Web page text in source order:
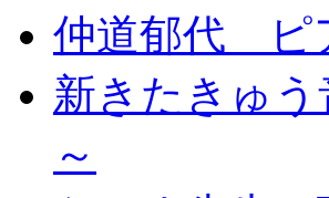
仲道郁代 ピ
新きたきゅ
～